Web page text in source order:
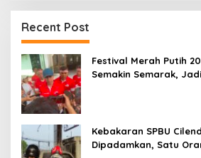
Recent Post
Festival Merah Putih
Semakin Semarak,
Kebakaran SPBU
Dipadamkan, Satu